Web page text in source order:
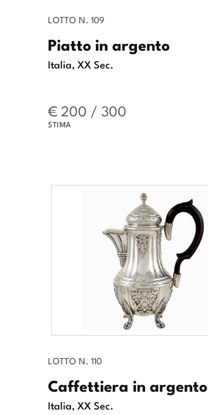
LOTTO N. 109
Piatto in argento
Italia, XX Sec.
€ 200 / 300
STIMA
LOTTO N. 110
Caffettiera in argento
Italia, XX Sec.